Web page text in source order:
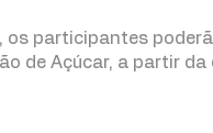
os participantes
de Açúcar, a partir